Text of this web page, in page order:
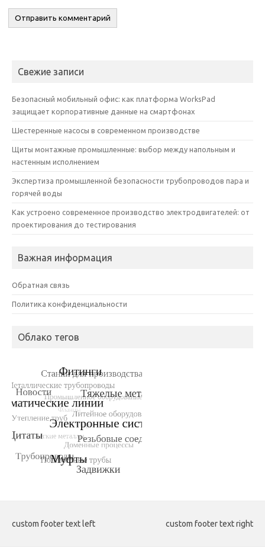
Свежие записи
Безопасный мобильный офис: как платформа WorksPad
защищает корпоративные данные на смартфонах
Шестеренные насосы в современном производстве
Щиты монтажные промышленные: выбор между напольным и
настенным исполнением
Экспертиза промышленной безопасности трубопроводов пара и
горячей воды
Как устроено современное производство электродвигателей: от
проектирования до тестирования
Важная информация
Обратная связь
Политика конфиденциальности
Облако тегов
custom footer text left custom footer text right